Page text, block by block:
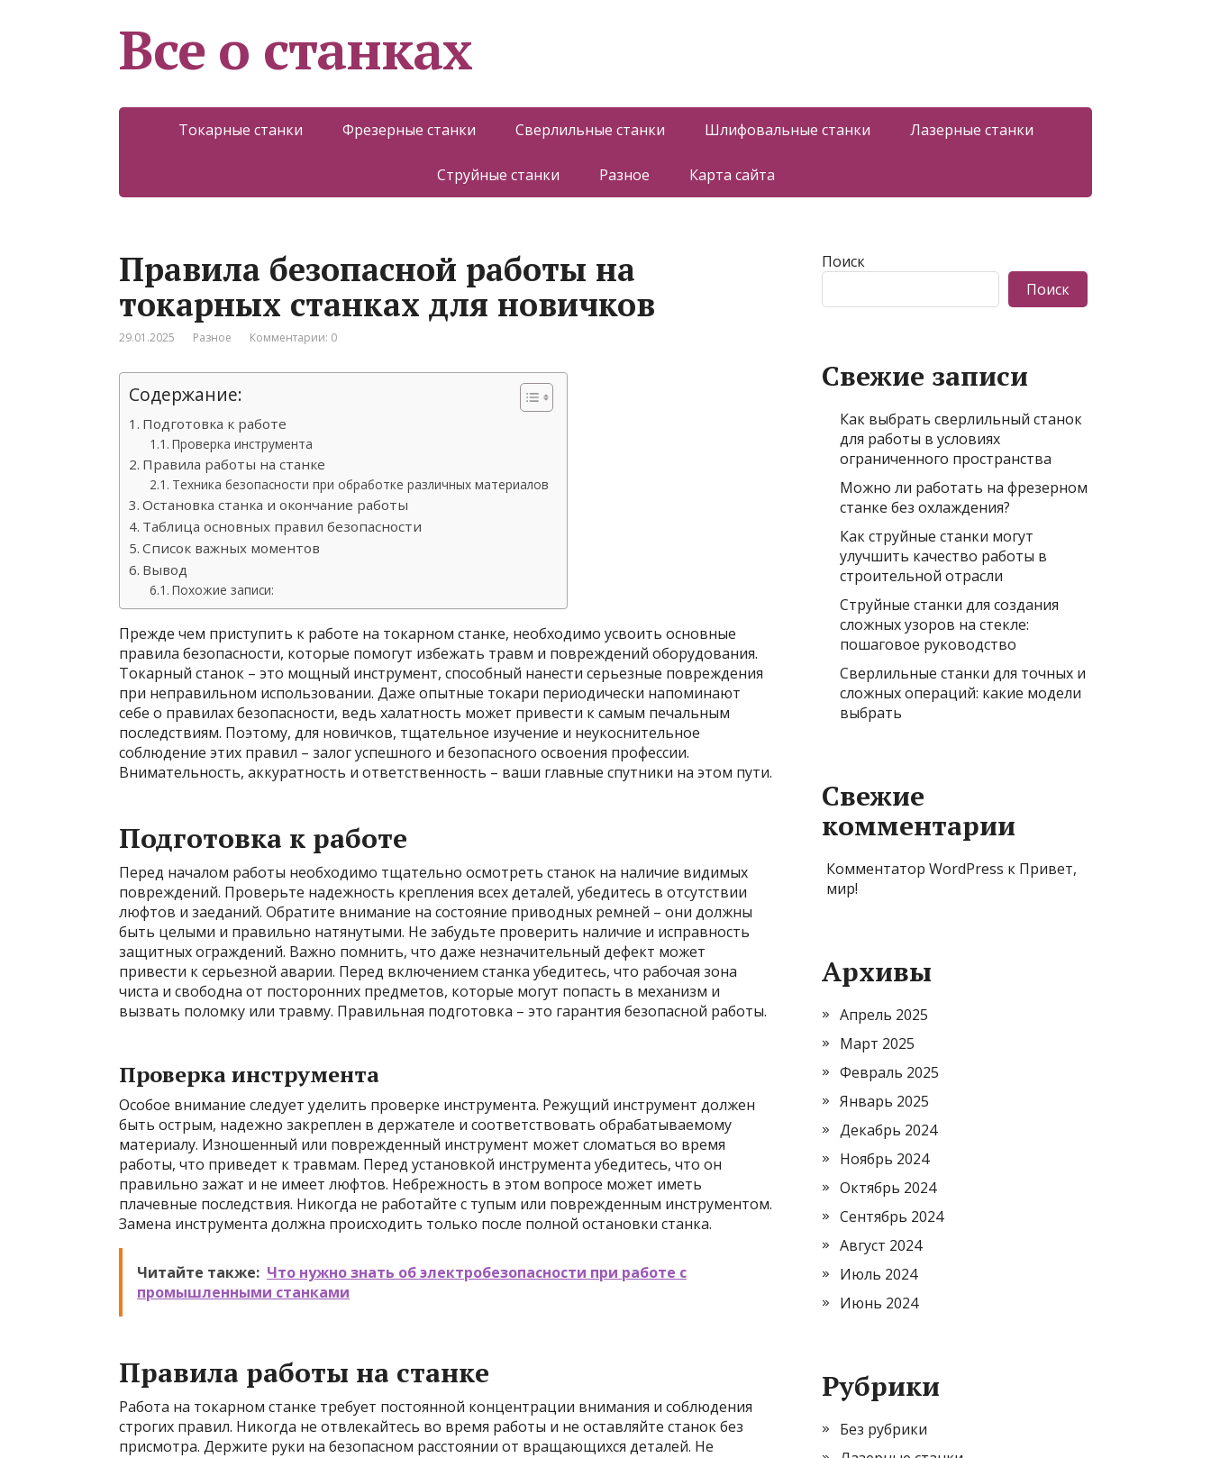
Все о станках
Токарные станки Фрезерные станки Сверлильные станки Шлифовальные станки Лазерные станки
Струйные станки Разное Карта сайта
Правила безопасной работы на
токарных станках для новичков
29.01.2025 Разное Комментарии: 0
Содержание:
Подготовка к работе
Проверка инструмента
Правила работы на станке
Техника безопасности при обработке различных материалов
Остановка станка и окончание работы
Таблица основных правил безопасности
Список важных моментов
Вывод
Похожие записи:
Прежде чем приступить к работе на токарном станке, необходимо усвоить основные
правила безопасности, которые помогут избежать травм и повреждений оборудования.
Токарный станок – это мощный инструмент, способный нанести серьезные повреждения
при неправильном использовании. Даже опытные токари периодически напоминают
себе о правилах безопасности, ведь халатность может привести к самым печальным
последствиям. Поэтому, для новичков, тщательное изучение и неукоснительное
соблюдение этих правил – залог успешного и безопасного освоения профессии.
Внимательность, аккуратность и ответственность – ваши главные спутники на этом пути.
Подготовка к работе
Перед началом работы необходимо тщательно осмотреть станок на наличие видимых
повреждений. Проверьте надежность крепления всех деталей, убедитесь в отсутствии
люфтов и заеданий. Обратите внимание на состояние приводных ремней – они должны
быть целыми и правильно натянутыми. Не забудьте проверить наличие и исправность
защитных ограждений. Важно помнить, что даже незначительный дефект может
привести к серьезной аварии. Перед включением станка убедитесь, что рабочая зона
чиста и свободна от посторонних предметов, которые могут попасть в механизм и
вызвать поломку или травму. Правильная подготовка – это гарантия безопасной работы.
Проверка инструмента
Особое внимание следует уделить проверке инструмента. Режущий инструмент должен
быть острым, надежно закреплен в держателе и соответствовать обрабатываемому
материалу. Изношенный или поврежденный инструмент может сломаться во время
работы, что приведет к травмам. Перед установкой инструмента убедитесь, что он
правильно зажат и не имеет люфтов. Небрежность в этом вопросе может иметь
плачевные последствия. Никогда не работайте с тупым или поврежденным инструментом.
Замена инструмента должна происходить только после полной остановки станка.
Читайте также: Что нужно знать об электробезопасности при работе с
промышленными станками
Правила работы на станке
Работа на токарном станке требует постоянной концентрации внимания и соблюдения
строгих правил. Никогда не отвлекайтесь во время работы и не оставляйте станок без
присмотра. Держите руки на безопасном расстоянии от вращающихся деталей. Не
Поиск
Поиск
Свежие записи
Как выбрать сверлильный станок
для работы в условиях
ограниченного пространства
Можно ли работать на фрезерном
станке без охлаждения?
Как струйные станки могут
улучшить качество работы в
строительной отрасли
Струйные станки для создания
сложных узоров на стекле:
пошаговое руководство
Сверлильные станки для точных и
сложных операций: какие модели
выбрать
Свежие
комментарии
Комментатор WordPress к Привет,
мир!
Архивы
Апрель 2025
Март 2025
Февраль 2025
Январь 2025
Декабрь 2024
Ноябрь 2024
Октябрь 2024
Сентябрь 2024
Август 2024
Июль 2024
Июнь 2024
Рубрики
Без рубрики